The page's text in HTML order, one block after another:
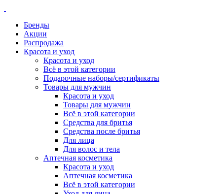
Бренды
Акции
Распродажа
Красота и уход
Красота и уход
Всё в этой категории
Подарочные наборы/сертификаты
Товары для мужчин
Красота и уход
Товары для мужчин
Всё в этой категории
Средства для бритья
Средства после бритья
Для лица
Для волос и тела
Аптечная косметика
Красота и уход
Аптечная косметика
Всё в этой категории